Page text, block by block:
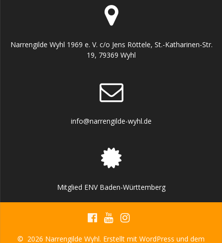
Narrengilde Wyhl 1969 e. V. c/o Jens Röttele, St.-Katharinen-Str.
19, 79369 Wyhl
info@narrengilde-wyhl.de
Mitglied ENV Baden-Württemberg
© 2026 Narrengilde Wyhl. Erstellt mit WordPress und dem